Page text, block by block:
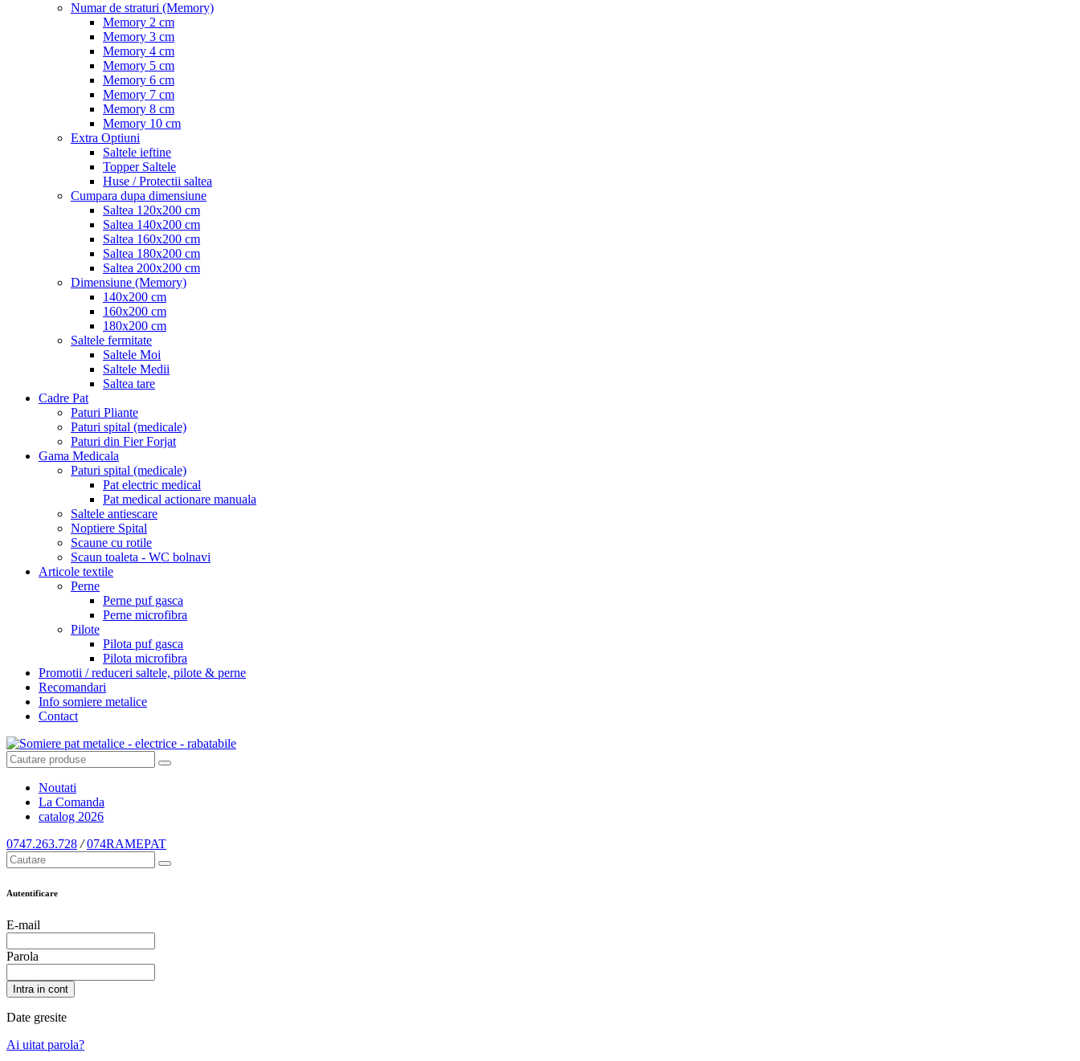
Numar de straturi (Memory)
Memory 2 cm
Memory 3 cm
Memory 4 cm
Memory 5 cm
Memory 6 cm
Memory 7 cm
Memory 8 cm
Memory 10 cm
Extra Optiuni
Saltele ieftine
Topper Saltele
Huse / Protectii saltea
Cumpara dupa dimensiune
Saltea 120x200 cm
Saltea 140x200 cm
Saltea 160x200 cm
Saltea 180x200 cm
Saltea 200x200 cm
Dimensiune (Memory)
140x200 cm
160x200 cm
180x200 cm
Saltele fermitate
Saltele Moi
Saltele Medii
Saltea tare
Cadre Pat
Paturi Pliante
Paturi spital (medicale)
Paturi din Fier Forjat
Gama Medicala
Paturi spital (medicale)
Pat electric medical
Pat medical actionare manuala
Saltele antiescare
Noptiere Spital
Scaune cu rotile
Scaun toaleta - WC bolnavi
Articole textile
Perne
Perne puf gasca
Perne microfibra
Pilote
Pilota puf gasca
Pilota microfibra
Promotii / reduceri saltele, pilote & perne
Recomandari
Info somiere metalice
Contact
Noutati
La Comanda
catalog 2026
0747.263.728 / 074RAMEPAT
Autentificare
E-mail
Parola
Intra in cont
Date gresite
Ai uitat parola?